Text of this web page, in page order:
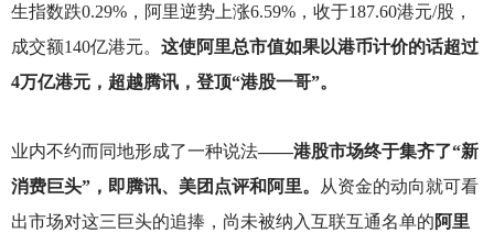
生指数跌0.29%，阿里逆势上涨6.59%，收于187.60港元/股，
成交额140亿港元。 这使阿里总市值如果以港币计价的话超过
4万亿港元，超越腾讯，登顶“港股一哥”。
业内不约而同地形成了一种说法——港股市场终于集齐了“新
消费巨头”，即腾讯、美团点评和阿里。
从资金的动向就可看
出市场对这三巨头的追捧，尚未被纳入互联互通名单的阿里